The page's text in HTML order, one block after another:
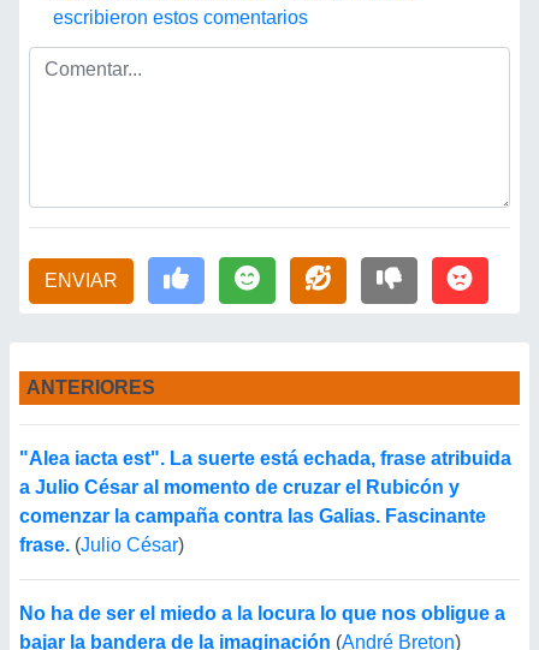
escribieron estos comentarios
ENVIAR
ANTERIORES
"Alea iacta est". La suerte está echada, frase atribuida
a Julio César al momento de cruzar el Rubicón y
comenzar la campaña contra las Galias. Fascinante
frase. (Julio César)
No ha de ser el miedo a la locura lo que nos obligue a
bajar la bandera de la imaginación (André Breton)